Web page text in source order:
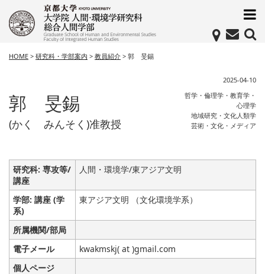
HOME > 研究科・学部案内 > 教員紹介 > 郭 旻錫
郭 旻錫
(かく みんそく)准教授
2025-04-10
哲学・倫理学・教育学・
心理学
地域研究・文化人類学
芸術・文化・メディア
研究科: 専攻等/
講座
人間・環境学/東アジア文明
学部: 講座 (学
系)
東アジア文明 （文化環境学系）
所属機関/部局
電子メール
kwakmskj( at )gmail.com
個人ページ